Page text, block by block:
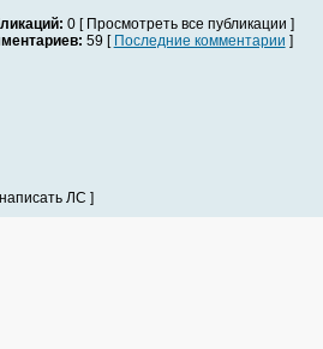
0 [ Просмотреть все публикации ]
59 [ Последние комментарии ]
ЛС ]